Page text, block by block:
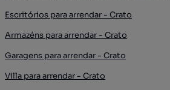
Escritórios para arrendar - Crato
Armazéns para arrendar - Crato
Garagens para arrendar - Crato
Villa para arrendar - Crato